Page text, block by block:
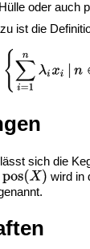
oder auch
ist die
sich die
wird in